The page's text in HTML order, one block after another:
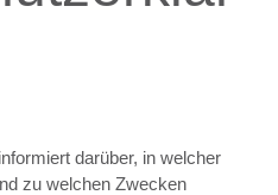
darüber, in welcher
zu welchen Zwecken